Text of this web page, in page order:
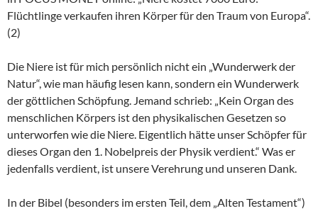
Flüchtlinge verkaufen ihren Körper für den Traum von Europa“.
(2)
Die Niere ist für mich persönlich nicht ein „Wunderwerk der
Natur“, wie man häufig lesen kann, sondern ein Wunderwerk
der göttlichen Schöpfung. Jemand schrieb: „Kein Organ des
menschlichen Körpers ist den physikalischen Gesetzen so
unterworfen wie die Niere. Eigentlich hätte unser Schöpfer für
dieses Organ den 1. Nobelpreis der Physik verdient.“ Was er
jedenfalls verdient, ist unsere Verehrung und unseren Dank.
In der Bibel (besonders im ersten Teil, dem „Alten Testament“)